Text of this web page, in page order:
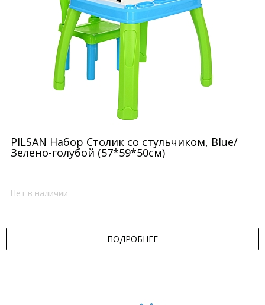
PILSAN Набор Столик со стульчиком, Blue/
Зелено-голубой (57*59*50см)
Нет в наличии
ПОДРОБНЕЕ